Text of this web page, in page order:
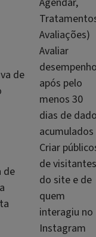
Avaliações)
de
Avaliar
após pelo
menos 30
dias de
acumulados
de
Criar
de visitantes
do site e de
quem
interagiu no
Instagram